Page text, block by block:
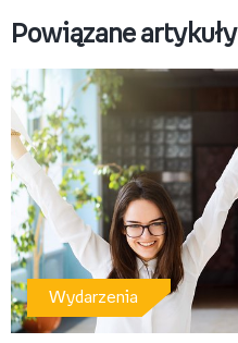
Powiązane artykuły
Wydarzenia